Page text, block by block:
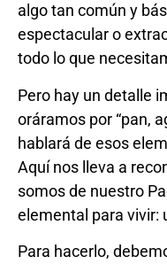
algo tan común y
espectacular o
todo lo que
Pero hay un detalle
oráramos por “pan,
hablará de esos
Aquí nos lleva a
somos de nuestro
elemental para vivir:
Para hacerlo,